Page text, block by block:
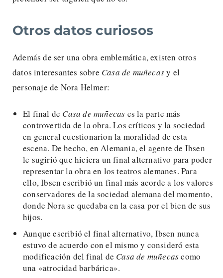
Otros datos curiosos
Además de ser una obra emblemática, existen otros
datos interesantes sobre Casa de muñecasy el
personaje de Nora Helmer:
El final de Casa de muñecas es la parte más
controvertida de la obra. Los críticos y la sociedad
en general cuestionarion la moralidad de esta
escena. De hecho, en Alemania, el agente de Ibsen
le sugirió que hiciera un final alternativo para poder
representar la obra en los teatros alemanes. Para
ello, Ibsen escribió un final más acorde a los valores
conservadores de la sociedad alemana del momento,
donde Nora se quedaba en la casa por el bien de sus
hijos.
Aunque escribió el final alternativo, Ibsen nunca
estuvo de acuerdo con el mismo y consideró esta
modificación del final de Casa de muñecascomo
una «atrocidad barbárica».